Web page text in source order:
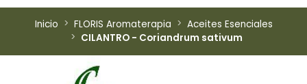
Inicio FLORIS Aromaterapia
Aceites Esenciales
CILANTRO - Coriandrum sativum